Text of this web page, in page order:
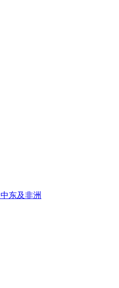
中东及非洲